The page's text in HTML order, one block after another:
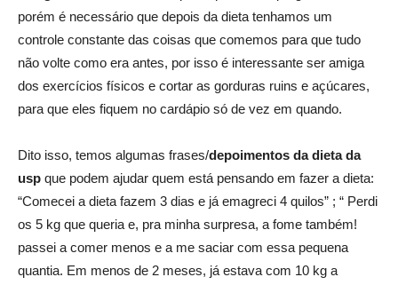
porém é necessário que depois da dieta tenhamos um
controle constante das coisas que comemos para que tudo
não volte como era antes, por isso é interessante ser amiga
dos exercícios físicos e cortar as gorduras ruins e açúcares,
para que eles fiquem no cardápio só de vez em quando.
Dito isso, temos algumas frases/depoimentos da dieta da
usp que podem ajudar quem está pensando em fazer a dieta:
“Comecei a dieta fazem 3 dias e já emagreci 4 quilos” ; “ Perdi
os 5 kg que queria e, pra minha surpresa, a fome também!
passei a comer menos e a me saciar com essa pequena
quantia. Em menos de 2 meses, já estava com 10 kg a